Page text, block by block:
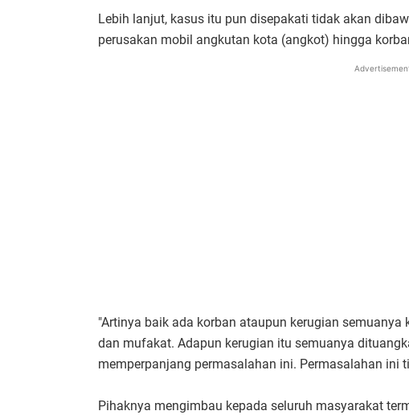
Lebih lanjut, kasus itu pun disepakati tidak akan
perusakan mobil angkutan kota (angkot) hingga
"Artinya baik ada korban ataupun kerugian
dan mufakat. Adapun kerugian itu semuanya
memperpanjang permasalahan ini. Permasalahan ini
Pihaknya mengimbau kepada seluruh masyarakat